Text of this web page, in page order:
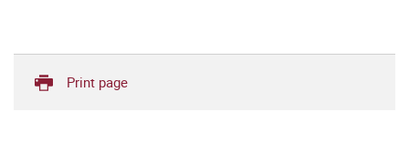
Print page